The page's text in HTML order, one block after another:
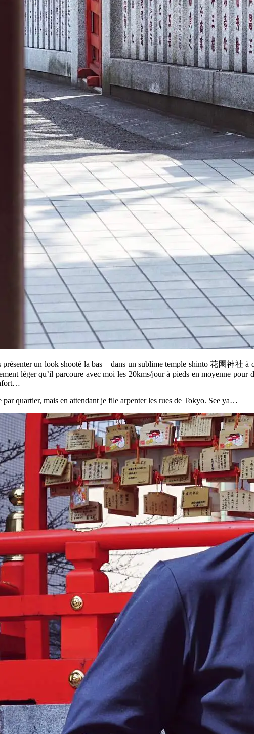
un look shooté la bas – dans un sublime temple shinto 花園神社à
léger qu’il parcoure avec moi les 20kms/jour à pieds en moyenne
quartier, mais en attendant je file arpenter les rues de Tokyo. See ya…